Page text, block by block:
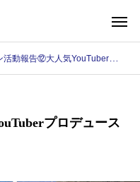
報告⑫大人気YouTuberプロデュースのお店
プロデュース